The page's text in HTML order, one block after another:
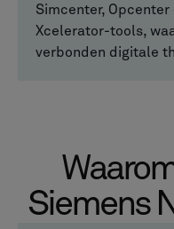
Simcenter,
Xcelerator-tools,
verbonden digitale
Siemens